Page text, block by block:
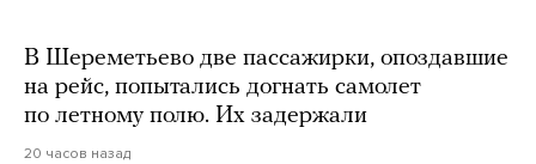
В Шереметьево две пассажирки, опоздавшие
на рейс, попытались догнать самолет
по летному полю. Их задержали
20 часов назад